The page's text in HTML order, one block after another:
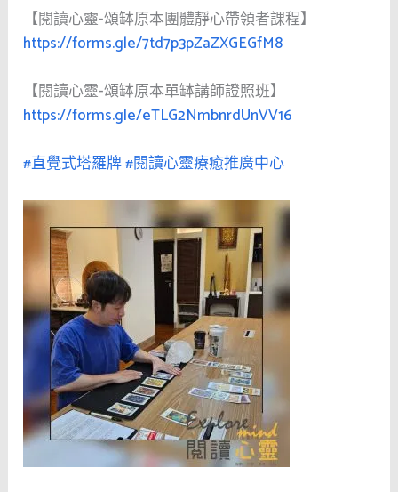
【閱讀心靈-頌缽原本團體靜心帶領者課程】
https://forms.gle/7td7p3pZaZXGEGfM8
【閱讀心靈-頌缽原本單缽講師證照班】
https://forms.gle/eTLG2NmbnrdUnVV16
#直覺式塔羅牌#閱讀心靈療癒推廣中心